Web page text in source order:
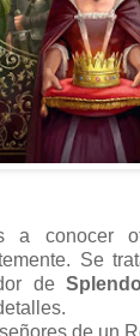
a conocer
Se
de